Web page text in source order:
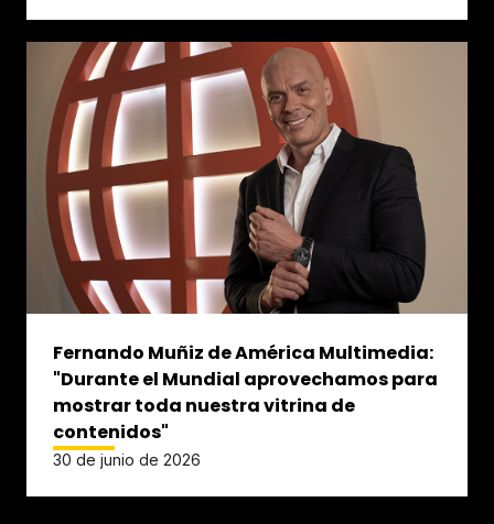
Fernando Muñiz de América Multimedia:
"Durante el Mundial aprovechamos para
mostrar toda nuestra vitrina de
contenidos"
30 de junio de 2026